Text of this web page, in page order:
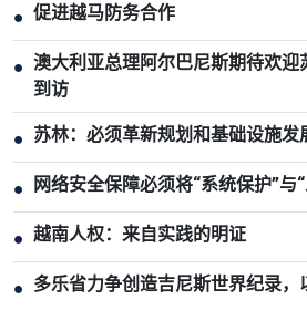
● 促进越马防务合作
● 澳大利亚总理阿尔巴尼斯期待欢迎
到访
● 苏林：必须革新规划和基础设施发
● 网络安全保障必须将“系统保护”与
● 越南人权：来自实践的明证
● 多乐省力争创造吉尼斯世界纪录，